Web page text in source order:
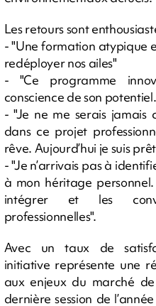
Les retours sont
- "Une formation atypique
redéployer nos ailes"
- "Ce programme
conscience de son
- "Je ne me serais
dans ce projet
rêve. Aujourd’hui je suis
- "Je n’arrivais pas à
à mon héritage
intégrer et les
professionnelles".
Avec un taux de
initiative représente une
aux enjeux du marché
dernière session de